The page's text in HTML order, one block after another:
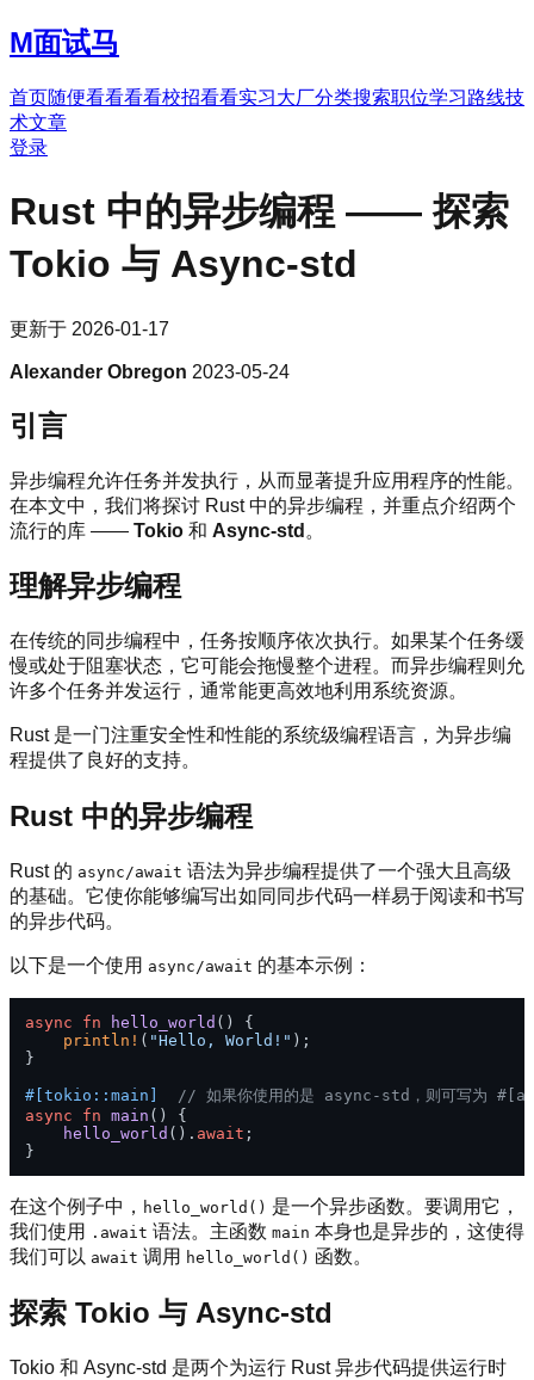
M面试马
首页随便看看看看校招看看实习大厂分类搜索职位学习路线技
术文章
登录
Rust 中的异步编程 —— 探索
Tokio 与 Async-std
更新于 2026-01-17
Alexander Obregon 2023-05-24
引言
异步编程允许任务并发执行，从而显著提升应用程序的性能。
在本文中，我们将探讨 Rust 中的异步编程，并重点介绍两个
流行的库 —— Tokio 和 Async-std 。
理解异步编程
在传统的同步编程中，任务按顺序依次执行。如果某个任务缓
慢或处于阻塞状态，它可能会拖慢整个进程。而异步编程则允
许多个任务并发运行，通常能更高效地利用系统资源。
Rust 是一门注重安全性和性能的系统级编程语言，为异步编
程提供了良好的支持。
Rust 中的异步编程
Rust 的 async/await 语法为异步编程提供了一个强大且高级
的基础。它使你能够编写出如同同步代码一样易于阅读和书写
的异步代码。
以下是一个使用 async/await 的基本示例：
async fn hello_world () {
println! ( "Hello, World!" );
}
#[tokio::main]
// 如果你使用的是 async-std，则可写为
async
fn main () {
hello_world (). await ;
在这个例子中， hello_world() 是一个异步函数。要调用它，
我们使用
.await 语法。主函数 main 本身也是异步的，这使得
我们可以 await 调用 hello_world() 函数。
探索 Tokio 与 Async-std
Tokio 和 Async-std 是两个为运行 Rust 异步代码提供运行时